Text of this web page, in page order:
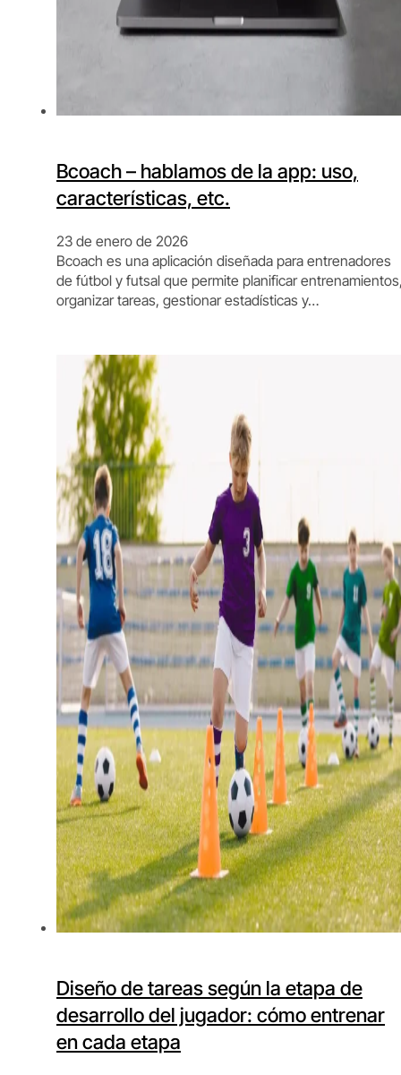
Bcoach – hablamos de la app: uso,
características, etc.
23 de enero de 2026
Bcoach es una aplicación diseñada para entrenadores
de fútbol y futsal que permite planificar
organizar tareas, gestionar estadísticas y…
Diseño de tareas según la etapa de
desarrollo del jugador: cómo entrenar
en cada etapa